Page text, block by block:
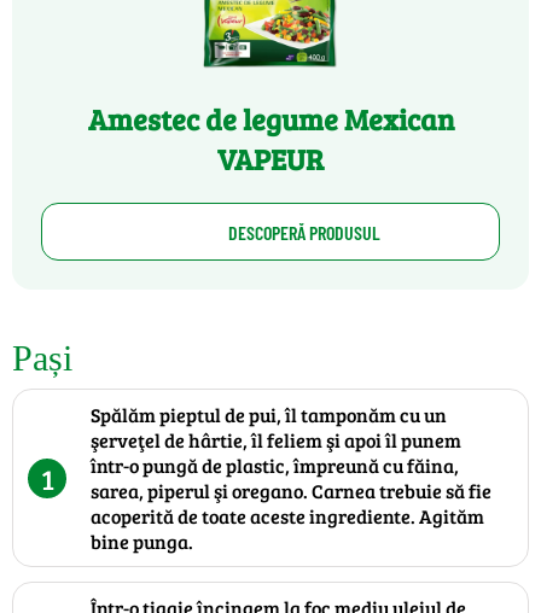
Amestec de legume Mexican
VAPEUR
DESCOPERĂ PRODUSUL
Pași
1
Spălăm pieptul de pui, îl tamponăm cu un
şerveţel de hârtie, îl feliem şi apoi îl punem
într-o pungă de plastic, împreună cu făina,
sarea, piperul şi oregano. Carnea trebuie să fie
acoperită de toate aceste ingrediente. Agităm
bine punga.